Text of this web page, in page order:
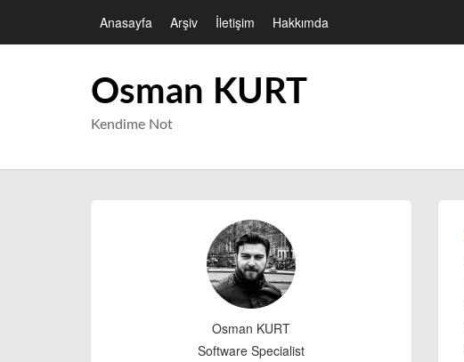
Anasayfa Arşiv İletişim Hakkımda
Osman KURT
Kendime Not
Osman KURT
Software Specialist